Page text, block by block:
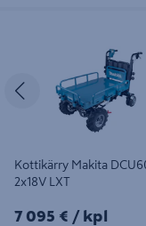
Edellinen
Kottikärry Makita
2x18V LXT
7095€/kpl
7 095 € / kpl